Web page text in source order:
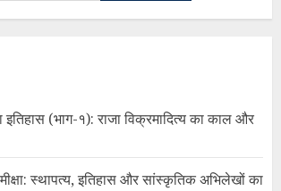
इतिहास (भाग-१): राजा विक्रमादित्य का काल और
स्थापत्य, इतिहास और सांस्कृतिक अभिलेखों का